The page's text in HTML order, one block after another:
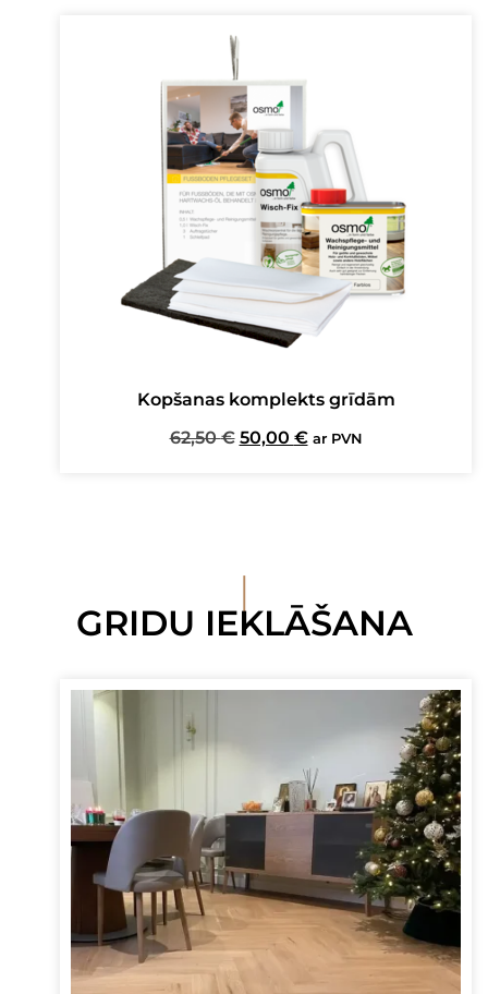
Kopšanas komplekts grīdām
62,50€ Original
50,00 €Current
ar PVN
I
GRIDU IEKLĀŠANA